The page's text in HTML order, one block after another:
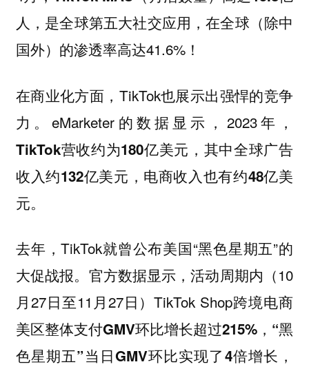
人 ，是全球第五大社交应用 ，在全球（除中
国外）的渗透率高达41.6%！
在商业化方面，TikTok也展示出强悍的竞争
力。eMarketer的数据显示，2023年，
TikTok营收约为180亿美元 ，其中全球广告
收入约132亿美元，电商收入也有约48亿美
元。
去年，TikTok就曾公布美国“黑色星期五”的
大促战报。官方数据显示，活动周期内（10
月27日至11月27日）TikTok Shop跨境电商
美区整体支付GMV环比增长超过215% ， “黑
色星期五”当日GMV环比实现了4倍增长 ，